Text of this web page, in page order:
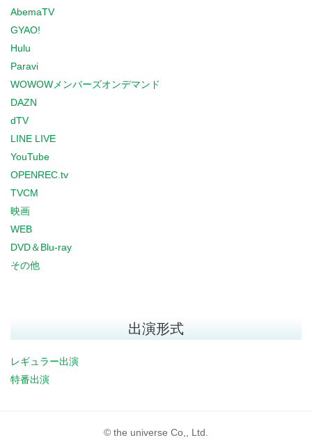
AbemaTV
GYAO!
Hulu
Paravi
WOWOWメンバーズオンデマンド
DAZN
dTV
LINE LIVE
YouTube
OPENREC.tv
TVCM
映画
WEB
DVD＆Blu-ray
その他
出演形式
レギュラー出演
特番出演
© the universe Co,, Ltd.